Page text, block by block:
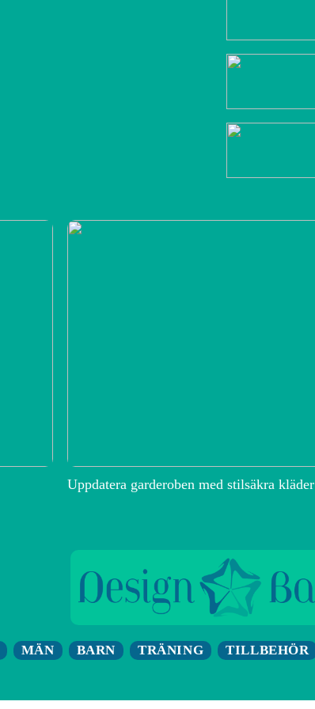
Uppdatera garderoben med stilsäkra kläder
MÄN BARN TRÄNING TILLBEHÖR